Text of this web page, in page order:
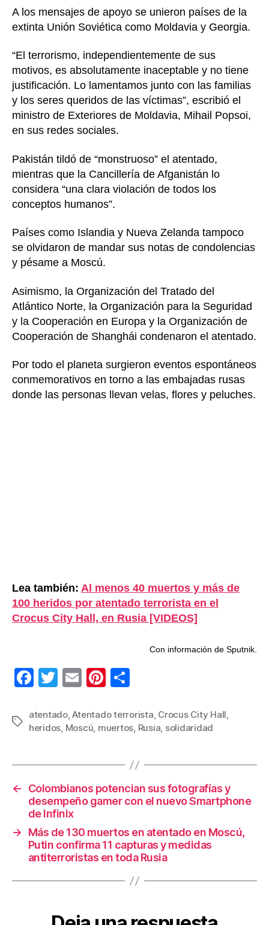
A los mensajes de apoyo se unieron países de la
extinta Unión Soviética como Moldavia y Georgia.
“El terrorismo, independientemente de sus
motivos, es absolutamente inaceptable y no tiene
justificación. Lo lamentamos junto con las familias
y los seres queridos de las víctimas”, escribió el
ministro de Exteriores de Moldavia, Mihail Popsoi,
en sus redes sociales.
Pakistán tildó de “monstruoso” el atentado,
mientras que la Cancillería de Afganistán lo
considera “una clara violación de todos los
conceptos humanos”.
Países como Islandia y Nueva Zelanda tampoco
se olvidaron de mandar sus notas de condolencias
y pésame a Moscú.
Asimismo, la Organización del Tratado del
Atlántico Norte, la Organización para la Seguridad
y la Cooperación en Europa y la Organización de
Cooperación de Shanghái condenaron el atentado.
Por todo el planeta surgieron eventos espontáneos
conmemorativos en torno a las embajadas rusas
donde las personas llevan velas, flores y peluches.
Lea también: Al menos 40 muertos y más de
100 heridos por atentado terrorista en el
Crocus City Hall, en Rusia [VIDEOS]
Con información de Sputnik.
F
c
e
o
k
T
tt
er
E
ail
Pi
er
e
m
p
tir
Etiquetas
atentado,Atentado terrorista, Crocus City Hall,
heridos, Moscú, muertos, Rusia, solidaridad
←
Colombianos potencian sus fotografías y
desempeño gamer con el nuevo Smartphone
de Infinix
→
Más de 130 muertos en atentado en Moscú,
Putin confirma 11 capturas y medidas
antiterroristas en toda Rusia